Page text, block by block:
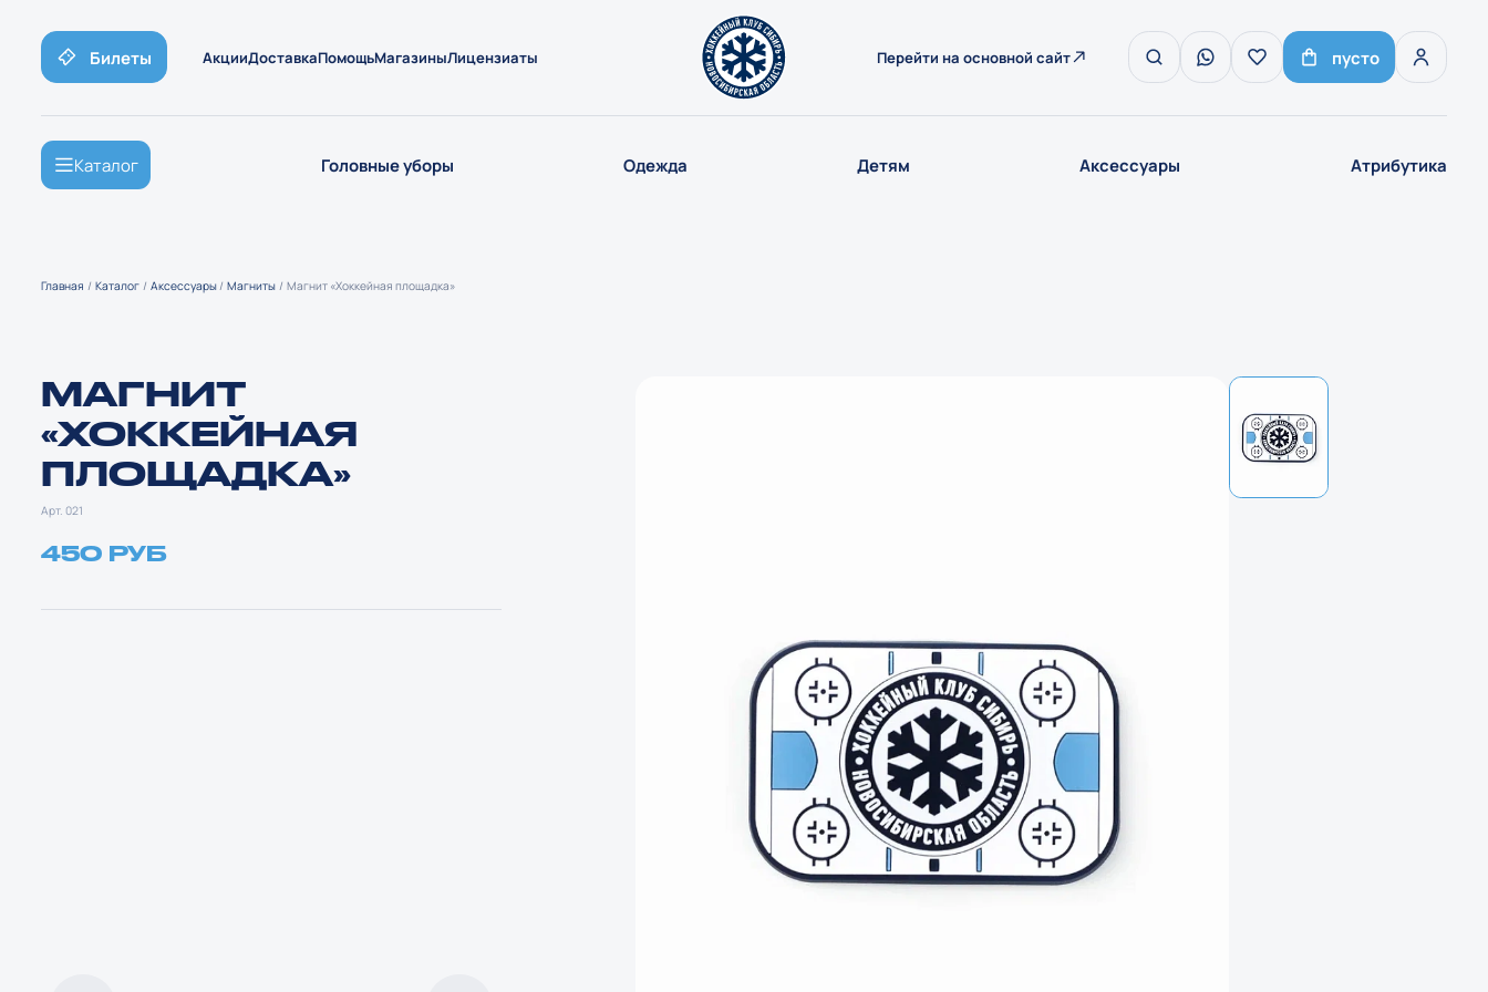
Билеты АкцииДоставкаПомощьМагазиныЛицензиаты Перейти на основной сайт пусто
Каталог Головные уборы Одежда Детям Аксессуары Атрибутика
Главная Каталог Аксессуары Магниты Магнит «Хоккейная площадка»
МАГНИТ
«ХОККЕЙНАЯ
ПЛОЩАДКА»
Арт. 021
450 РУБ